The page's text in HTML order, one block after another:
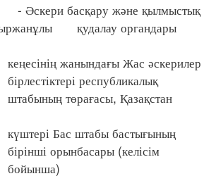
басқару және қылмыстық
қудалау органдары
Жас әскерилер
республикалық
Қазақстан
штабы бастығының
(келісім